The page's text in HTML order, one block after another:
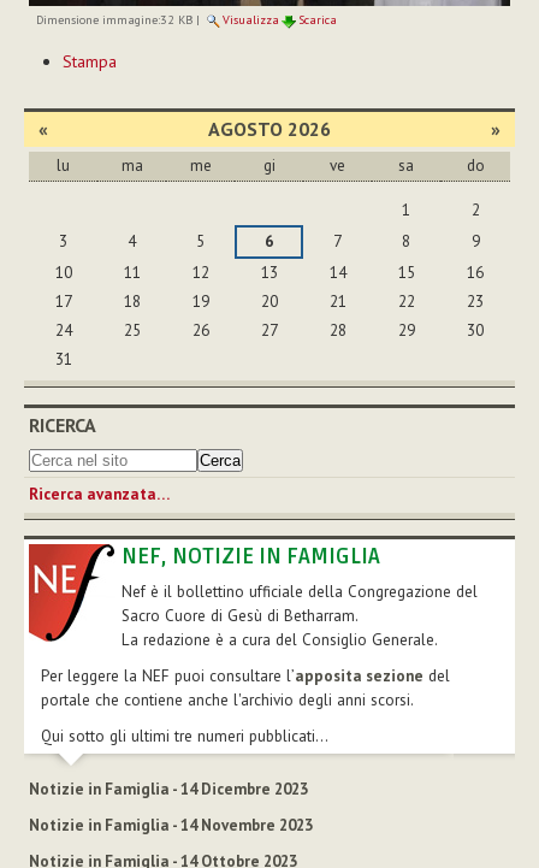
Dimensione immagine:32 KB| Visualizza Scarica
sul
Stampa
« AGOSTO 2026 »
lu ma me gi ve sa do
1
2
3
4 5 6 7 8
9
10
11 12 13 14 15
16
17
18 19 20 21 22
23
24
25 26 27 28 29
30
31
RICERCA
Ricerca avanzata…
NEF, NOTIZIE IN FAMIGLIA
Nef è il bollettino ufficiale della Congregazione del
Sacro Cuore di Gesù di Betharram.
La redazione è a cura del Consiglio Generale.
Per leggere la NEF puoi consultare l’apposita sezione del
portale che contiene anche l'archivio degli anni scorsi.
Qui sotto gli ultimi tre numeri pubblicati...
Notizie in Famiglia - 14 Dicembre 2023
Notizie in Famiglia - 14 Novembre 2023
Notizie in Famiglia - 14 Ottobre 2023